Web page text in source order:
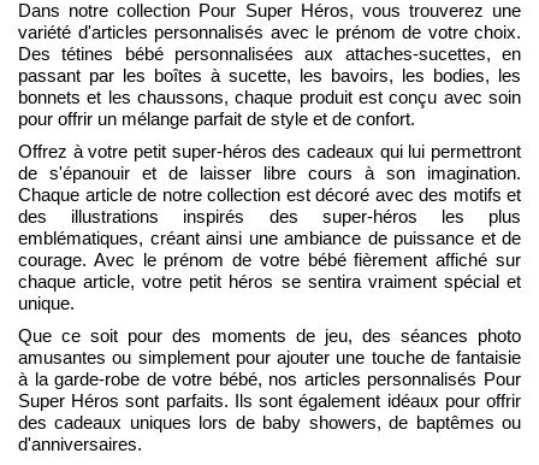
Dans notre collection Pour Super Héros, vous trouverez une
variété d'articles personnalisés avec le prénom de votre choix.
Des tétines bébé personnalisées aux attaches-sucettes, en
passant par les boîtes à sucette, les bavoirs, les bodies, les
bonnets et les chaussons, chaque produit est conçu avec soin
pour offrir un mélange parfait de style et de confort.
Offrez à votre petit super-héros des cadeaux qui lui permettront
de s'épanouir et de laisser libre cours à son imagination.
Chaque article de notre collection est décoré avec des motifs et
des illustrations inspirés des super-héros les plus
emblématiques, créant ainsi une ambiance de puissance et de
courage. Avec le prénom de votre bébé fièrement affiché sur
chaque article, votre petit héros se sentira vraiment spécial et
unique.
Que ce soit pour des moments de jeu, des séances photo
amusantes ou simplement pour ajouter une touche de fantaisie
à la garde-robe de votre bébé, nos articles personnalisés Pour
Super Héros sont parfaits. Ils sont également idéaux pour offrir
des cadeaux uniques lors de baby showers, de baptêmes ou
d'anniversaires.